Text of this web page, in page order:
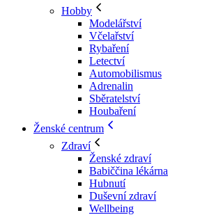
Hobby
Modelářství
Včelařství
Rybaření
Letectví
Automobilismus
Adrenalin
Sběratelství
Houbaření
Ženské centrum
Zdraví
Ženské zdraví
Babiččina lékárna
Hubnutí
Duševní zdraví
Wellbeing